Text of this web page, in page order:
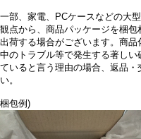
一部、家電、PCケースなどの大
観点から、商品パッケージを梱
出荷する場合がございます。商
中のトラブル等で発生する著し
ていると言う理由の場合、返品
い。
梱包例)